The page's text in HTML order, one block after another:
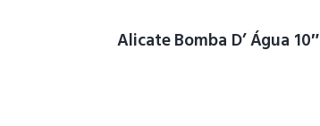
Alicate Bomba D’ Água 10″